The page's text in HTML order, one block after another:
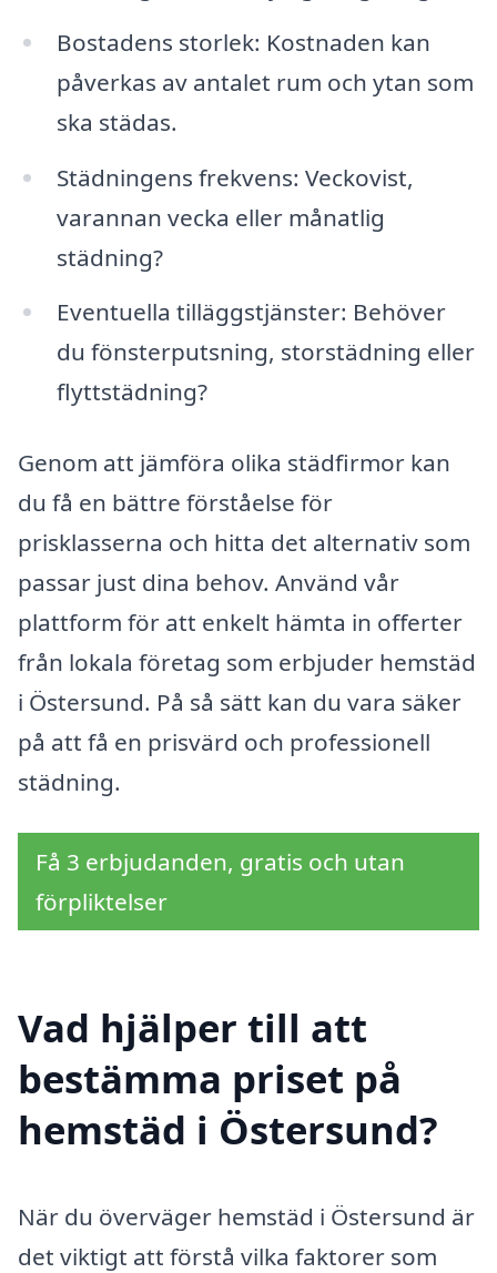
Bostadens storlek: Kostnaden kan
påverkas av antalet rum och ytan som
ska städas.
Städningens frekvens: Veckovist,
varannan vecka eller månatlig
städning?
Eventuella tilläggstjänster: Behöver
du fönsterputsning, storstädning eller
flyttstädning?
Genom att jämföra olika städfirmor kan
du få en bättre förståelse för
prisklasserna och hitta det alternativ som
passar just dina behov. Använd vår
plattform för att enkelt hämta in offerter
från lokala företag som erbjuder hemstäd
i Östersund. På så sätt kan du vara säker
på att få en prisvärd och professionell
städning.
Få 3 erbjudanden, gratis och utan
förpliktelser
Vad hjälper till att
bestämma priset på
hemstäd i Östersund?
När du överväger hemstäd i Östersund är
det viktigt att förstå vilka faktorer som